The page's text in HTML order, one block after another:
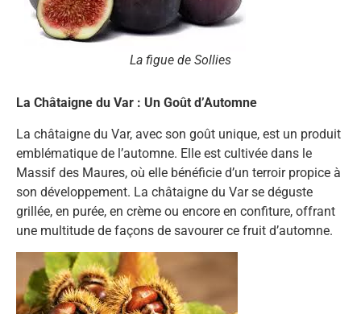
La figue de Sollies
La Châtaigne du Var : Un Goût d’Automne
La châtaigne du Var, avec son goût unique, est un produit
emblématique de l’automne. Elle est cultivée dans le
Massif des Maures, où elle bénéficie d’un terroir propice à
son développement. La châtaigne du Var se déguste
grillée, en purée, en crème ou encore en confiture, offrant
une multitude de façons de savourer ce fruit d’automne.